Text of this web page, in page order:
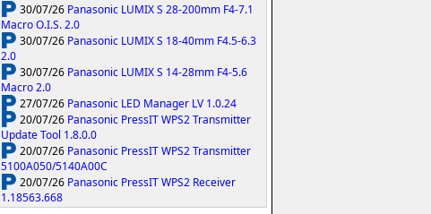
30/07/26 Panasonic LUMIX S 28-200mm F4-7.1
Macro O.I.S. 2.0
30/07/26 Panasonic LUMIX S 18-40mm F4.5-6.3
2.0
30/07/26 Panasonic LUMIX S 14-28mm F4-5.6
Macro 2.0
27/07/26 Panasonic LED Manager LV 1.0.24
20/07/26 Panasonic PressIT WPS2 Transmitter
Update Tool 1.8.0.0
20/07/26 Panasonic PressIT WPS2 Transmitter
5100A050/5140A00C
20/07/26 Panasonic PressIT WPS2 Receiver
1.18563.668